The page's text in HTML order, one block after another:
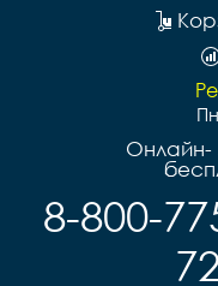
Онлайн-
8-800-